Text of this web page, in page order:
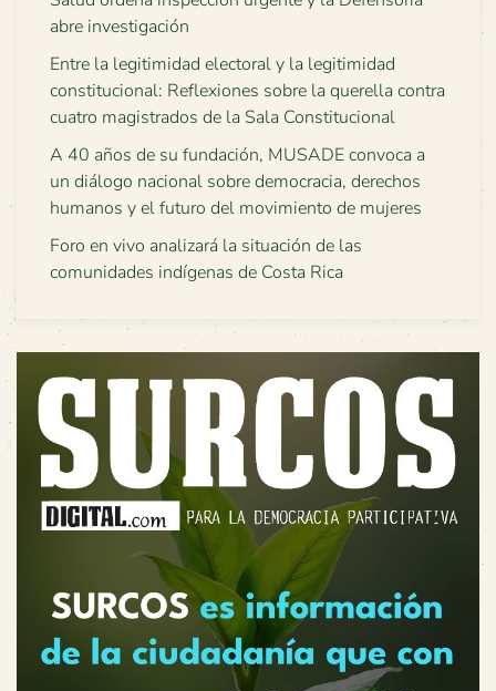
abre investigación
Entre la legitimidad electoral y la legitimidad
constitucional: Reflexiones sobre la querella contra
cuatro magistrados de la Sala Constitucional
A 40 años de su fundación, MUSADE convoca a
un diálogo nacional sobre democracia, derechos
humanos y el futuro del movimiento de mujeres
Foro en vivo analizará la situación de las
comunidades indígenas de Costa Rica